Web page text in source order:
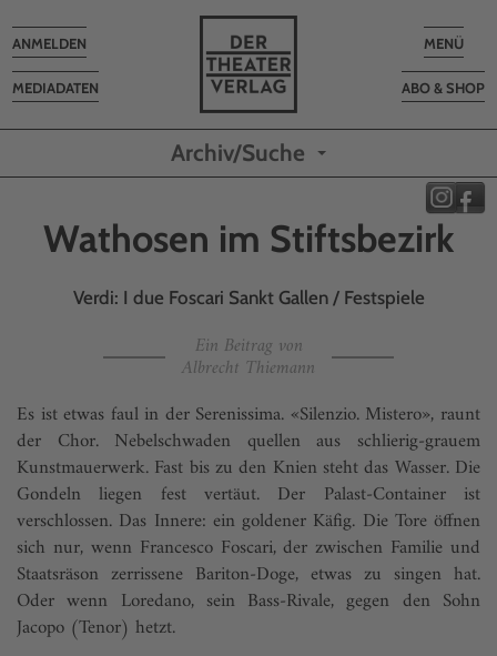
Toggle
MENÜ
ABO & SHOP
MEDIADATEN
Toggle
navigation
ANMELDEN
Archiv/Suche
Wathosen im Stiftsbezirk
Verdi: I due Foscari Sankt Gallen / Festspiele
Ein Beitrag von
Albrecht Thiemann
Es ist etwas faul in der Serenissima. «Silenzio. Mistero», raunt
der Chor. Nebelschwaden quellen aus schlierig-grauem
Kunstmauerwerk. Fast bis zu den Knien steht das Wasser. Die
Gondeln liegen fest vertäut. Der Palast-Container ist
verschlossen. Das Innere: ein goldener Käfig. Die Tore öffnen
sich nur, wenn Francesco Foscari, der zwischen Familie und
Staatsräson zerrissene Bariton-Doge, etwas zu singen hat.
Oder wenn Loredano, sein Bass-Rivale, gegen den Sohn
Jacopo (Tenor) hetzt.